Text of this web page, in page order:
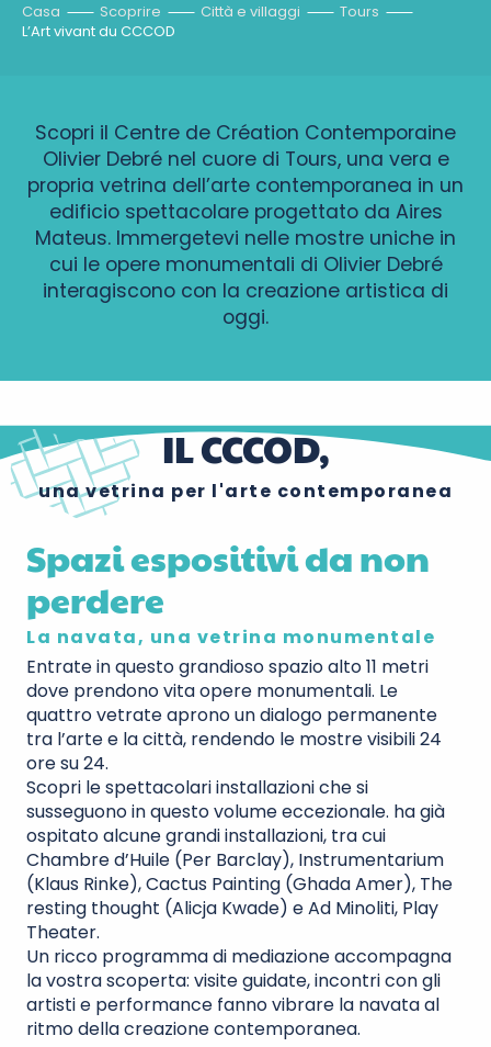
Casa Scoprire Città e villaggi
Tours
L’Art vivant du CCCOD
Scopri il Centre de Création Contemporaine
Olivier Debré nel cuore di Tours, una vera e
propria vetrina dell’arte contemporanea in un
edificio spettacolare progettato da Aires
Mateus. Immergetevi nelle mostre uniche in
cui le opere monumentali di Olivier Debré
interagiscono con la creazione artistica di
oggi.
IL CCCOD,
una vetrina per l'arte contemporanea
Spazi espositivi da non
perdere
La navata, una vetrina monumentale
Entrate in questo grandioso spazio alto 11 metri
dove prendono vita opere monumentali. Le
quattro vetrate aprono un dialogo permanente
tra l’arte e la città, rendendo le mostre visibili 24
ore su 24.
Scopri le spettacolari installazioni che si
susseguono in questo volume eccezionale. ha già
ospitato alcune grandi installazioni, tra cui
Chambre d’Huile (Per Barclay), Instrumentarium
(Klaus Rinke), Cactus Painting (Ghada Amer), The
resting thought (Alicja Kwade) e Ad Minoliti, Play
Theater.
Un ricco programma di mediazione accompagna
la vostra scoperta: visite guidate, incontri con gli
artisti e performance fanno vibrare la navata al
ritmo della creazione contemporanea.